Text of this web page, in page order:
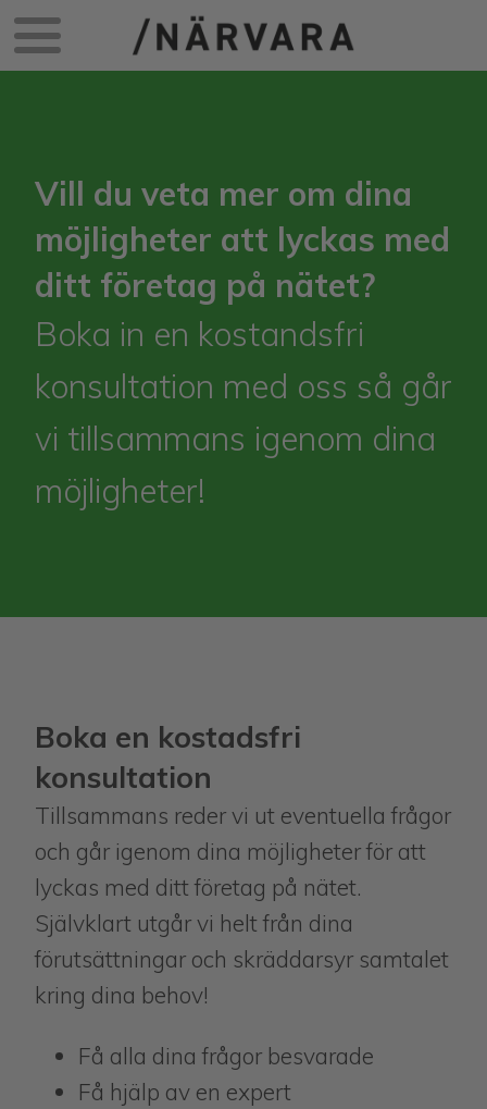
Vill du veta mer om dina
möjligheter att lyckas med
ditt företag på nätet?
Boka in en kostandsfri
konsultation med oss så går
vi tillsammans igenom dina
möjligheter!
Boka en kostadsfri
konsultation
Tillsammans reder vi ut eventuella frågor
och går igenom dina möjligheter för att
lyckas med ditt företag på nätet.
Självklart utgår vi helt från dina
förutsättningar och skräddarsyr samtalet
kring dina behov!
Få alla dina frågor besvarade
Få hjälp av en expert